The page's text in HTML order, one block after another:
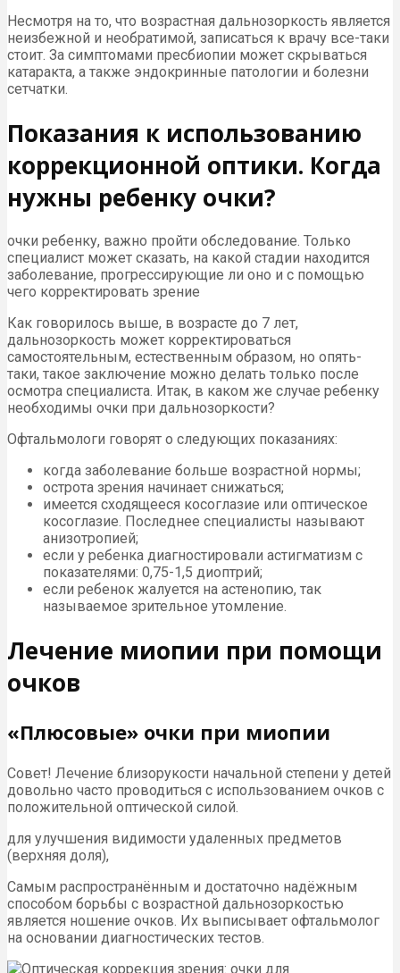
Несмотря на то, что возрастная дальнозоркость является
неизбежной и необратимой, записаться к врачу все-таки
стоит. За симптомами пресбиопии может скрываться
катаракта, а также эндокринные патологии и болезни
сетчатки.
Показания к использованию
коррекционной оптики. Когда
нужны ребенку очки?
очки ребенку, важно пройти обследование. Только
специалист может сказать, на какой стадии находится
заболевание, прогрессирующие ли оно и с помощью
чего корректировать зрение
Как говорилось выше, в возрасте до 7 лет,
дальнозоркость может корректироваться
самостоятельным, естественным образом, но опять-
таки, такое заключение можно делать только после
осмотра специалиста. Итак, в каком же случае ребенку
необходимы очки при дальнозоркости?
Офтальмологи говорят о следующих показаниях:
когда заболевание больше возрастной нормы;
острота зрения начинает снижаться;
имеется сходящееся косоглазие или оптическое
косоглазие. Последнее специалисты называют
анизотропией;
если у ребенка диагностировали астигматизм с
показателями: 0,75-1,5 диоптрий;
если ребенок жалуется на астенопию, так
называемое зрительное утомление.
Лечение миопии при помощи
очков
«Плюсовые» очки при миопии
Совет! Лечение близорукости начальной степени у детей
довольно часто проводиться с использованием очков с
положительной оптической силой.
для улучшения видимости удаленных предметов
(верхняя доля),
Самым распространённым и достаточно надёжным
способом борьбы с возрастной дальнозоркостью
является ношение очков. Их выписывает офтальмолог
на основании диагностических тестов.